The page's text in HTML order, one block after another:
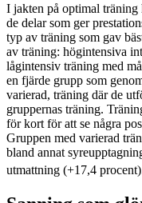
I jakten på optimal träning
de delar som ger
typ av träning som gav
av träning: högintensiva
lågintensiv träning med
en fjärde grupp som
varierad, träning där de
gruppernas träning.
för kort för att se några
Gruppen med varierad
bland annat
utmattning (+17,4